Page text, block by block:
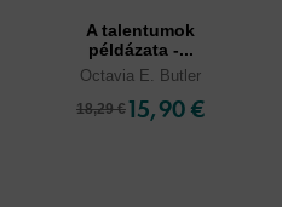
A talentumok
példázata -...
Octavia E. Butler
18,29 €15,90 €